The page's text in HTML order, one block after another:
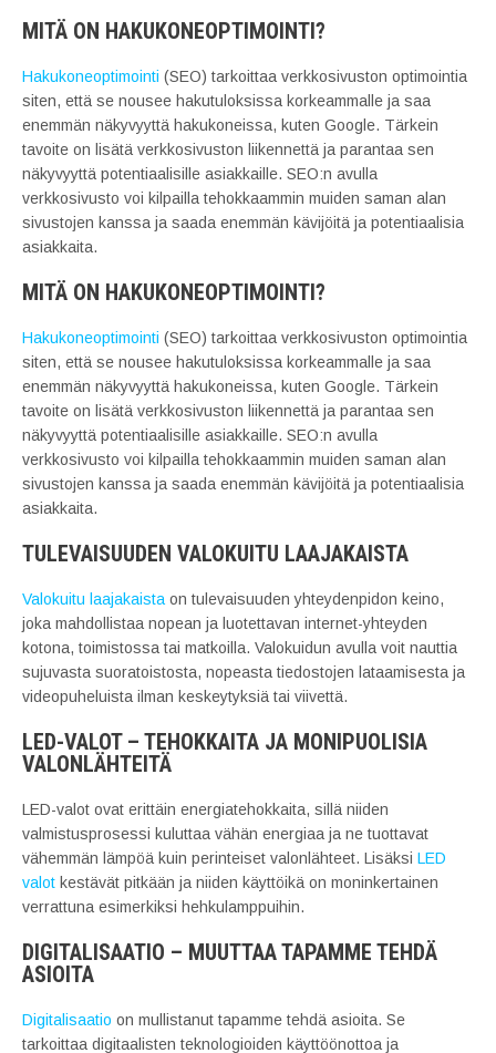
MITÄ ON HAKUKONEOPTIMOINTI?
Hakukoneoptimointi (SEO) tarkoittaa verkkosivuston optimointia
siten, että se nousee hakutuloksissa korkeammalle ja saa
enemmän näkyvyyttä hakukoneissa, kuten Google. Tärkein
tavoite on lisätä verkkosivuston liikennettä ja parantaa sen
näkyvyyttä potentiaalisille asiakkaille. SEO:n avulla
verkkosivusto voi kilpailla tehokkaammin muiden saman alan
sivustojen kanssa ja saada enemmän kävijöitä ja potentiaalisia
asiakkaita.
MITÄ ON HAKUKONEOPTIMOINTI?
Hakukoneoptimointi (SEO) tarkoittaa verkkosivuston optimointia
siten, että se nousee hakutuloksissa korkeammalle ja saa
enemmän näkyvyyttä hakukoneissa, kuten Google. Tärkein
tavoite on lisätä verkkosivuston liikennettä ja parantaa sen
näkyvyyttä potentiaalisille asiakkaille. SEO:n avulla
verkkosivusto voi kilpailla tehokkaammin muiden saman alan
sivustojen kanssa ja saada enemmän kävijöitä ja potentiaalisia
asiakkaita.
TULEVAISUUDEN VALOKUITU LAAJAKAISTA
Valokuitu laajakaista on tulevaisuuden yhteydenpidon keino,
joka mahdollistaa nopean ja luotettavan internet-yhteyden
kotona, toimistossa tai matkoilla. Valokuidun avulla voit nauttia
sujuvasta suoratoistosta, nopeasta tiedostojen lataamisesta ja
videopuheluista ilman keskeytyksiä tai viivettä.
LED-VALOT – TEHOKKAITA JA MONIPUOLISIA
VALONLÄHTEITÄ
LED-valot ovat erittäin energiatehokkaita, sillä niiden
valmistusprosessi kuluttaa vähän energiaa ja ne tuottavat
vähemmän lämpöä kuin perinteiset valonlähteet. Lisäksi LED
valot kestävät pitkään ja niiden käyttöikä on moninkertainen
verrattuna esimerkiksi hehkulamppuihin.
DIGITALISAATIO – MUUTTAA TAPAMME TEHDÄ
ASIOITA
Digitalisaatio on mullistanut tapamme tehdä asioita. Se
tarkoittaa digitaalisten teknologioiden käyttöönottoa ja